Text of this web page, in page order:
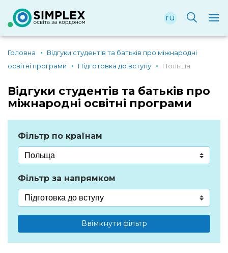
ru
Головна
Відгуки студентів та батьків про міжнародні
освітні програми
Підготовка до вступу Польща
Відгуки студентів та батьків про
міжнародні освітні програми
Фільтр по країнам
Фільтр за напрямком
Ввімкнути фільтр